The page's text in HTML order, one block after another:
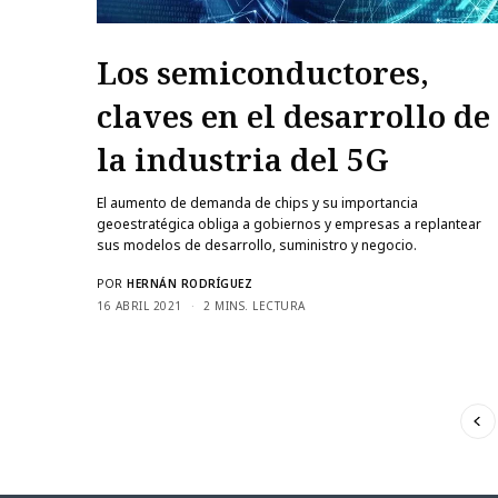
Los semiconductores,
claves en el desarrollo de
la industria del 5G
El aumento de demanda de chips y su importancia
geoestratégica obliga a gobiernos y empresas a replantear
sus modelos de desarrollo, suministro y negocio.
POR HERNÁN RODRÍGUEZ
16 ABRIL 2021
2 MINS. LECTURA